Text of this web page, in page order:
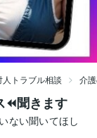
人トラブル相談 介
⏪聞きます
ない聞いてほし